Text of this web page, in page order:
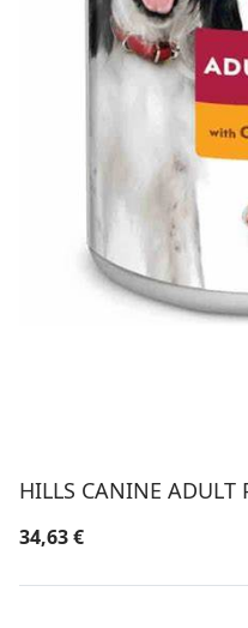
HILLS CANINE ADULT
34,63€